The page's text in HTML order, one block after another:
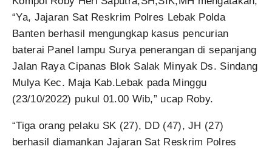
“Ya, Jajaran Sat Reskrim Polres Lebak Polda
Banten berhasil mengungkap kasus pencurian
baterai Panel lampu Surya penerangan di sepanjang
Jalan Raya Cipanas Blok Salak Minyak Ds. Sindang
Mulya Kec. Maja Kab.Lebak pada Minggu
(23/10/2022) pukul 01.00 Wib,” ucap Roby.
“Tiga orang pelaku SK (27), DD (47), JH (27)
berhasil diamankan Jajaran Sat Reskrim Polres